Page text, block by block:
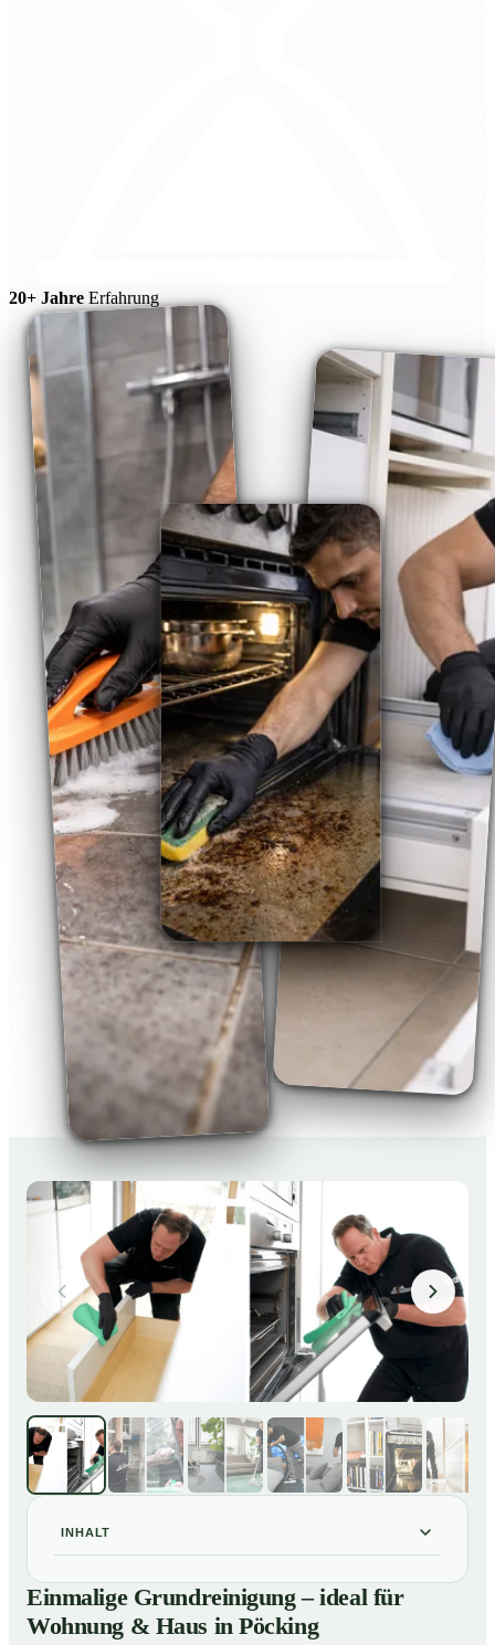
20+ Jahre Erfahrung
INHALT
Einmalige Grundreinigung – ideal für Wohnung & Haus
in Pöcking
Einmalige Grundreinigung – ideal für
Wohnung & Haus in Pöcking